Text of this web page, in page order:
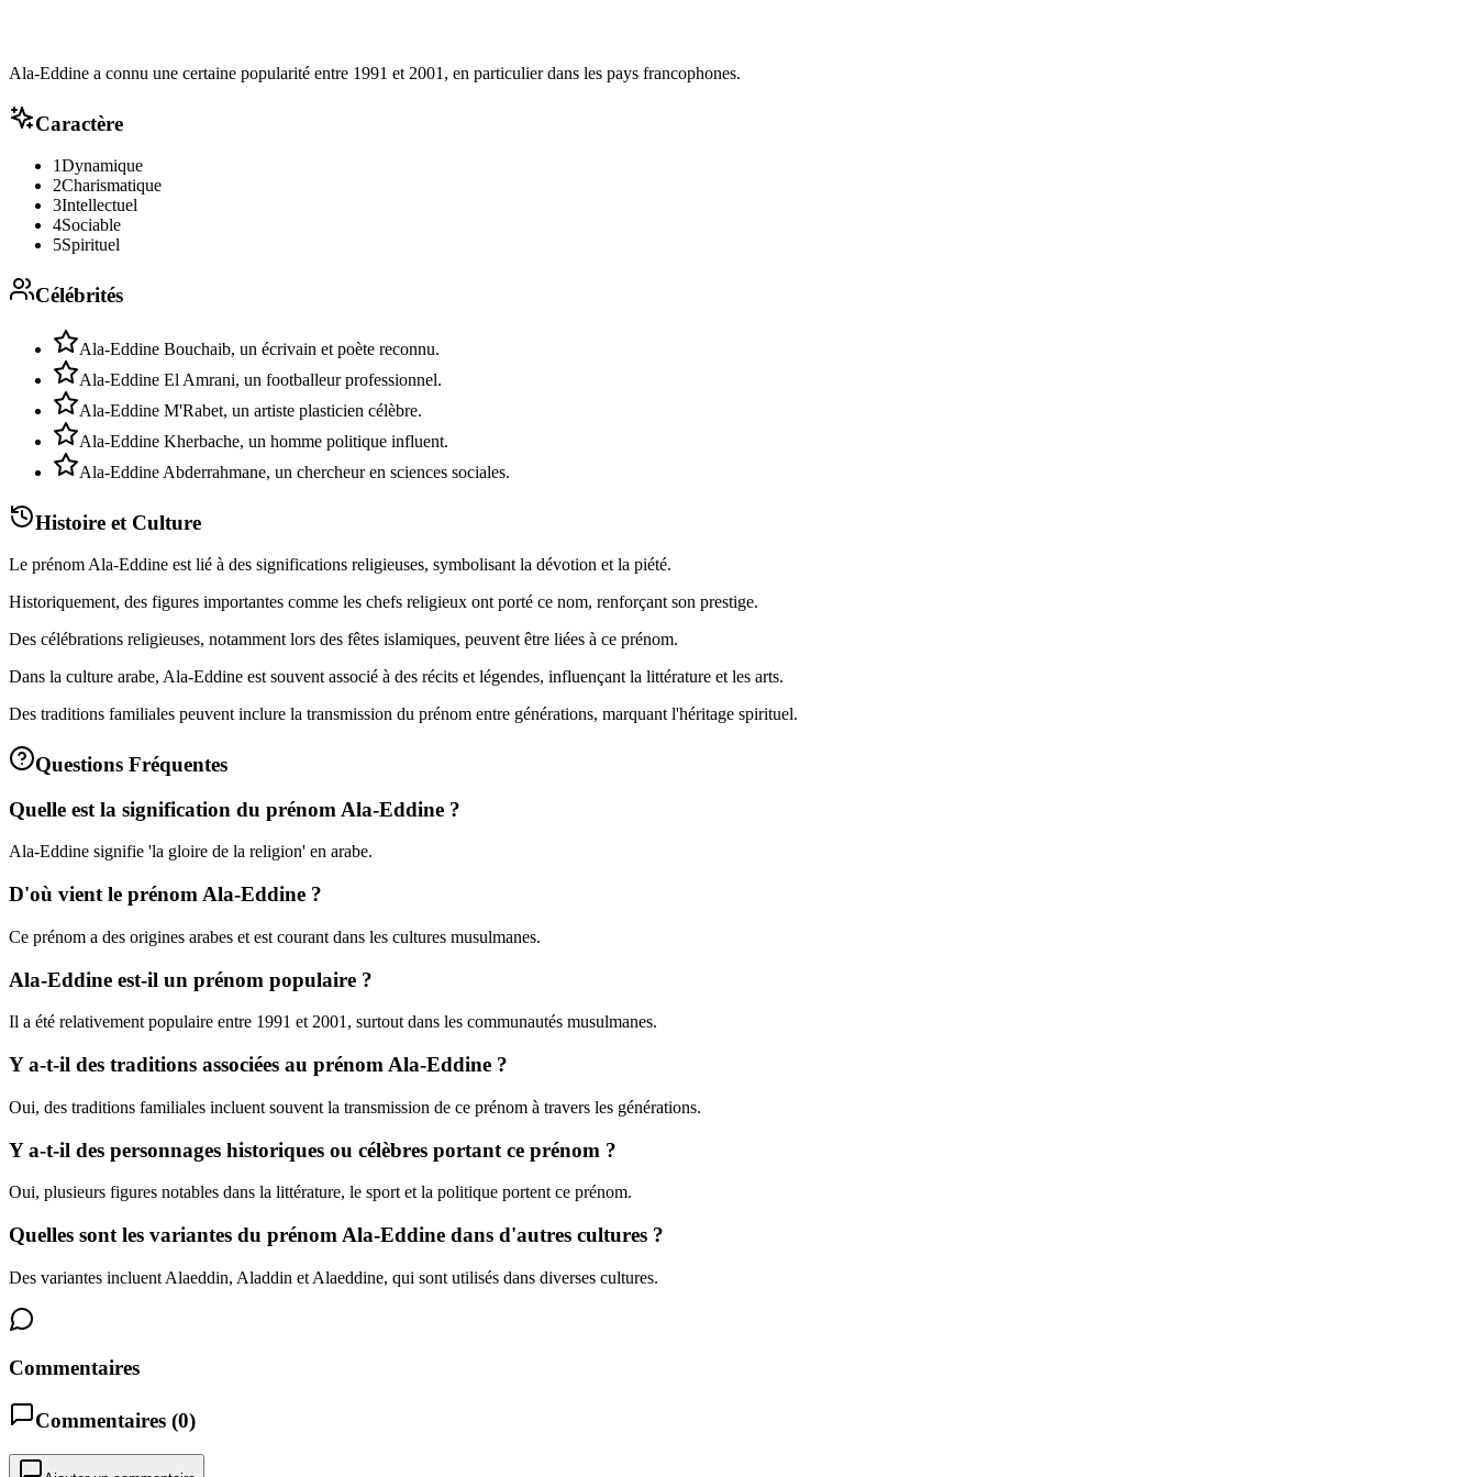
Ala-Eddine a connu une certaine popularité entre 1991 et 2001, en particulier dans les pays francophones.
Caractère
1Dynamique
2Charismatique
3Intellectuel
4Sociable
5Spirituel
Célébrités
Ala-Eddine Bouchaib, un écrivain et poète reconnu.
Ala-Eddine El Amrani, un footballeur professionnel.
Ala-Eddine M'Rabet, un artiste plasticien célèbre.
Ala-Eddine Kherbache, un homme politique influent.
Ala-Eddine Abderrahmane, un chercheur en sciences sociales.
Histoire et Culture
Le prénom Ala-Eddine est lié à des significations religieuses, symbolisant la dévotion et la piété.
Historiquement, des figures importantes comme les chefs religieux ont porté ce nom, renforçant son prestige.
Des célébrations religieuses, notamment lors des fêtes islamiques, peuvent être liées à ce prénom.
Dans la culture arabe, Ala-Eddine est souvent associé à des récits et légendes, influençant la littérature et les arts.
Des traditions familiales peuvent inclure la transmission du prénom entre générations, marquant l'héritage spirituel.
Questions Fréquentes
Quelle est la signification du prénom Ala-Eddine ?
Ala-Eddine signifie 'la gloire de la religion' en arabe.
D'où vient le prénom Ala-Eddine ?
Ce prénom a des origines arabes et est courant dans les cultures musulmanes.
Ala-Eddine est-il un prénom populaire ?
Il a été relativement populaire entre 1991 et 2001, surtout dans les communautés musulmanes.
Y a-t-il des traditions associées au prénom Ala-Eddine ?
Oui, des traditions familiales incluent souvent la transmission de ce prénom à travers les générations.
Y a-t-il des personnages historiques ou célèbres portant ce prénom ?
Oui, plusieurs figures notables dans la littérature, le sport et la politique portent ce prénom.
Quelles sont les variantes du prénom Ala-Eddine dans d'autres cultures ?
Des variantes incluent Alaeddin, Aladdin et Alaeddine, qui sont utilisés dans diverses cultures.
Commentaires
Commentaires (0)